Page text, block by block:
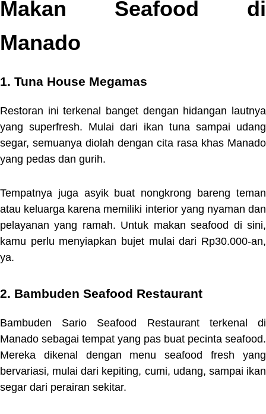
Makan Seafood di
Manado
1. Tuna House Megamas
Restoran ini terkenal banget dengan hidangan lautnya
yang superfresh. Mulai dari ikan tuna sampai udang
segar, semuanya diolah dengan cita rasa khas Manado
yang pedas dan gurih.
Tempatnya juga asyik buat nongkrong bareng teman
atau keluarga karena memiliki interior yang nyaman dan
pelayanan yang ramah. Untuk makan seafood di sini,
kamu perlu menyiapkan bujet mulai dari Rp30.000-an,
ya.
2. Bambuden Seafood Restaurant
Bambuden Sario Seafood Restaurant terkenal di
Manado sebagai tempat yang pas buat pecinta seafood.
Mereka dikenal dengan menu seafood fresh yang
bervariasi, mulai dari kepiting, cumi, udang, sampai ikan
segar dari perairan sekitar.